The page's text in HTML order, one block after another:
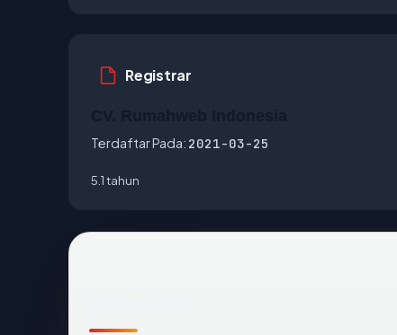
Registrar
Terdaftar Pada: 2021-03-25
5.1 tahun